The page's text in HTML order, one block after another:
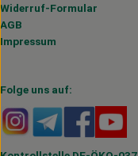
Widerruf-Formular
AGB
Impressum
Folge uns auf:
Externer Link zu
Externer